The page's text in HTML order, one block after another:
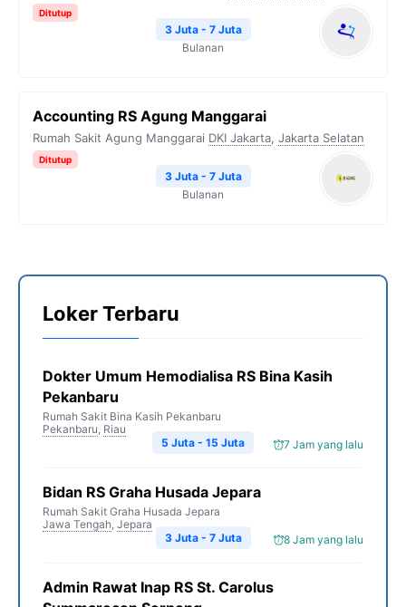
Ditutup
3 Juta - 7 Juta
Bulanan
Accounting RS Agung Manggarai
Rumah Sakit Agung Manggarai DKI Jakarta, Jakarta Selatan
Ditutup
3 Juta - 7 Juta
Bulanan
Loker Terbaru
Dokter Umum Hemodialisa RS Bina Kasih
Pekanbaru
Rumah Sakit Bina Kasih Pekanbaru
Pekanbaru, Riau
7 Jam yang lalu
5 Juta - 15 Juta
Bidan RS Graha Husada Jepara
Rumah Sakit Graha Husada Jepara
Jawa Tengah, Jepara
8 Jam yang lalu
3 Juta - 7 Juta
Admin Rawat Inap RS St. Carolus